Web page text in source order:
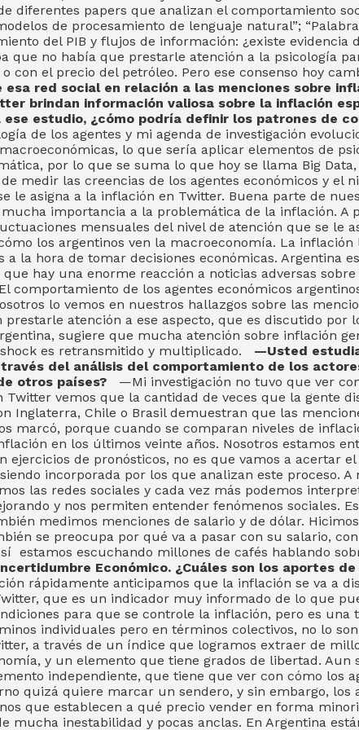
diferentes papers que analizan el comportamiento
de procesamiento de lenguaje natural”;
del PIB y flujos de información: ¿existe evidencia
que no había que prestarle atención a la psicología
con el precio del petróleo. Pero ese consenso hoy
red social en relación a las menciones sobre
brindan información valiosa sobre la inflación
estudio, ¿cómo podría definir los patrones de
de los agentes y mi agenda de investigación
lo que sería aplicar elementos de
por lo que se suma lo que hoy se llama Big
medir las creencias de los agentes económicos y el
le asigna a la inflación en Twitter. Buena parte de
importancia a la problemática de la inflación.
mensuales del nivel de atención que se le
los argentinos ven la macroeconomía. La
la hora de tomar decisiones económicas. Argentina
hay una enorme reacción a noticias adversas
comportamiento de los agentes económicos
lo vemos en nuestros hallazgos sobre las
atención a ese aspecto, que es discutido por
sugiere que mucha atención sobre inflación
es retransmitido y multiplicado. —Usted
del análisis del comportamiento de los
otros países? —Mi investigación no tuvo que ver
vemos que la cantidad de veces que la gente
Inglaterra, Chile o Brasil demuestran que las
marcó, porque cuando se comparan niveles de
en los últimos veinte años. Nosotros estamos
ejercicios de pronósticos, no es que vamos a acertar
incorporada por los que analizan este proceso.
las redes sociales y cada vez más podemos
y nos permiten entender fenómenos sociales.
medimos menciones de salario y de dólar.
se preocupa por qué va a pasar con su salario,
estamos escuchando millones de cafés hablando
Económico. ¿Cuáles son los aportes
rápidamente anticipamos que la inflación se va a
que es un indicador muy informado de lo que
para que se controle la inflación, pero es
individuales pero en términos colectivos, no lo
a través de un índice que logramos extraer de
y un elemento que tiene grados de libertad.
independiente, que tiene que ver con cómo los
quizá quiere marcar un sendero, y sin embargo,
que establecen a qué precio vender en forma
mucha inestabilidad y pocas anclas. En Argentina